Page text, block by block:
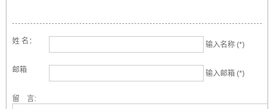
姓 名： 输入名称 (*)
邮箱 输入邮箱 (*)
留 言: